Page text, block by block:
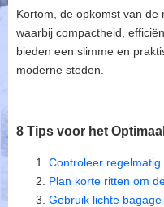
Kortom, de opkomst van
waarbij compactheid,
bieden een slimme en
moderne steden.
8 Tips voor het
Controleer
Plan korte ritten om
Gebruik lichte